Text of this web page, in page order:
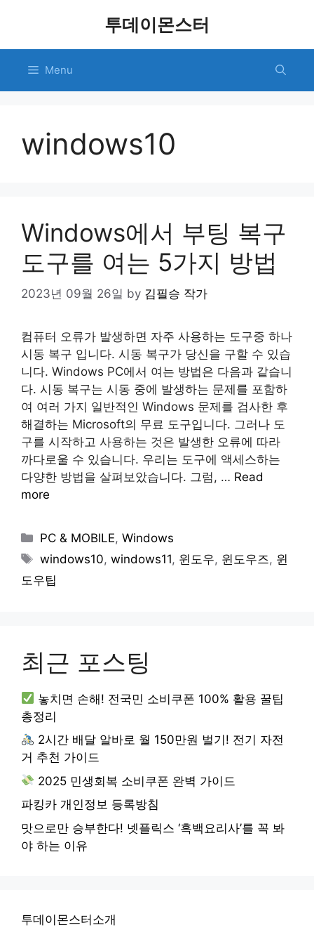
투데이몬스터
Menu
windows10
Windows에서 부팅 복구
도구를 여는 5가지 방법
2023년 09월 26일 by 김필승 작가
컴퓨터 오류가 발생하면 자주 사용하는 도구중 하나
시동 복구 입니다. 시동 복구가 당신을 구할 수 있습
니다. Windows PC에서 여는 방법은 다음과 같습니
다. 시동 복구는 시동 중에 발생하는 문제를 포함하
여 여러 가지 일반적인 Windows 문제를 검사한 후
해결하는 Microsoft의 무료 도구입니다. 그러나 도
구를 시작하고 사용하는 것은 발생한 오류에 따라
까다로울 수 있습니다. 우리는 도구에 액세스하는
다양한 방법을 살펴보았습니다. 그럼, … Read
more
Categories
PC & MOBILE,Windows
Tags
windows10,windows11, 윈도우, 윈도우즈, 윈
도우팁
최근 포스팅
놓치면 손해! 전국민 소비쿠폰 100% 활용 꿀팁
총정리
2시간 배달 알바로 월 150만원 벌기! 전기 자전
거 추천 가이드
2025 민생회복 소비쿠폰 완벽 가이드
파킹카 개인정보 등록방침
맛으로만 승부한다! 넷플릭스 ‘흑백요리사’를 꼭 봐
야 하는 이유
투데이몬스터소개